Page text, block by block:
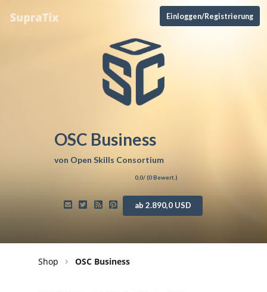
Einloggen/Registrierung
OSC Business
von Open Skills Consortium
0,0/ (0Bewert.)
ab 2.890,0 USD
Shop OSC Business